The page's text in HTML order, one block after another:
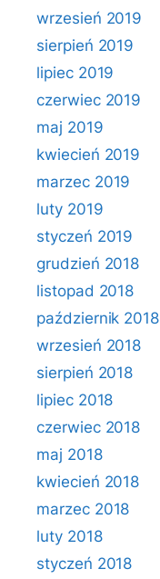
wrzesień 2019
sierpień 2019
lipiec 2019
czerwiec 2019
maj 2019
kwiecień 2019
marzec 2019
luty 2019
styczeń 2019
grudzień 2018
listopad 2018
październik 2018
wrzesień 2018
sierpień 2018
lipiec 2018
czerwiec 2018
maj 2018
kwiecień 2018
marzec 2018
luty 2018
styczeń 2018